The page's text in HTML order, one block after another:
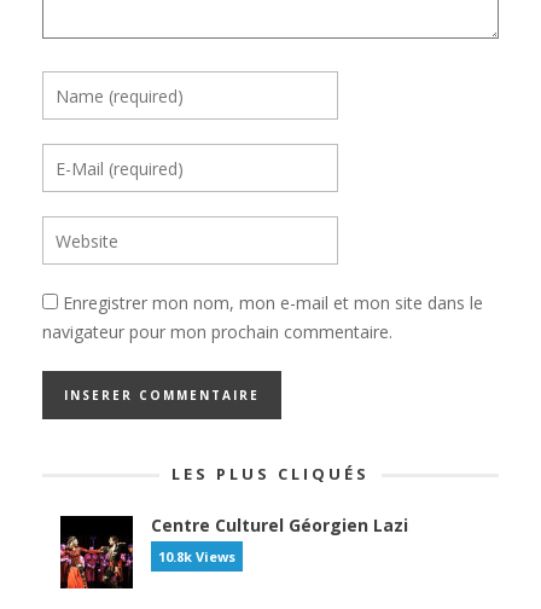
Enregistrer mon nom, mon e-mail et mon site dans le
navigateur pour mon prochain commentaire.
LES PLUS CLIQUÉS
Centre Culturel Géorgien Lazi
10.8k Views